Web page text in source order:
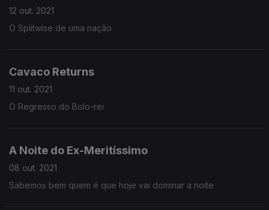
12 out. 2021
O Splitwise de uma nação
Cavaco Returns
11 out. 2021
O Regresso do Bolo-rei
A Noite do Ex-Meritíssimo
08 out. 2021
Sabemos bem quem é que hoje vai dominar a noite